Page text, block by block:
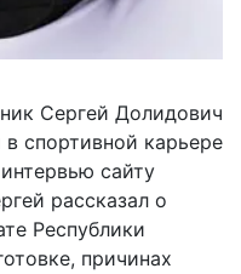
Сергей Долидович
в спортивной карьере
сайту
рассказал о
Республики
причинах